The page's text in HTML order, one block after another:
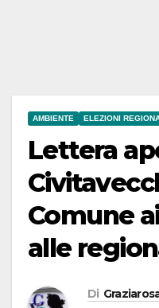
AMBIENTE ELEZIONI
Lettera
Comune
alle
Di